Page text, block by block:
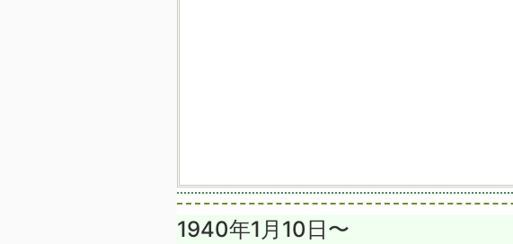
1940年1月10日〜